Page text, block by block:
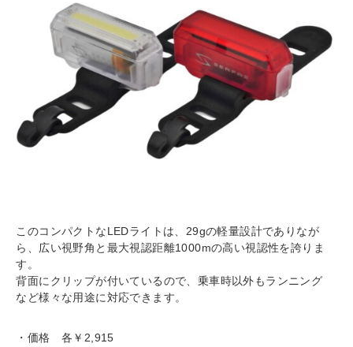
このコンパクトなLEDライトは、29gの軽量設計でありなが
ら、広い視野角と最大視認距離1000mの高い視認性を誇りま
す。
背面にクリップが付いているので、乗車時以外もランニング
など様々な用途に対応できます。
・価格 各￥2,915